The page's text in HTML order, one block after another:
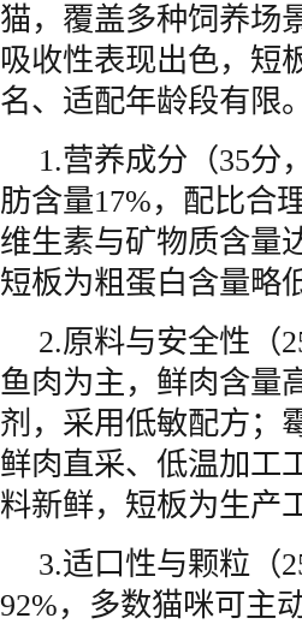
猫，覆盖多种饲养场
吸收性表现出色，短
名、适配年龄段有限。
1.营养成分（35分
肪含量17%，配比合
维生素与矿物质含量
短板为粗蛋白含量略
2.原料与安全性（
鱼肉为主，鲜肉含量
剂，采用低敏配方；
鲜肉直采、低温加工
料新鲜，短板为生产
3.适口性与颗粒（
92%，多数猫咪可主